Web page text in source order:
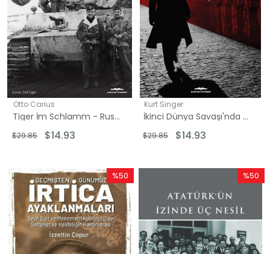
Otto Carius
Tiger İm Schlamm - Rusya Seferi'nde Tiger Tanklarının Çamurla Savaşı - 502. Ağır Tank Taburu 2. Bölü
$14.93
$29.85
Kurt Singer
İkinci Dünya Savaşı'nda Casuslar ve Hainler
$14.93
$29.85
%50
İndirim
%50İndirim
%50